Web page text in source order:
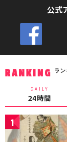
公式
RANKING ラ
DAILY
24時間
1